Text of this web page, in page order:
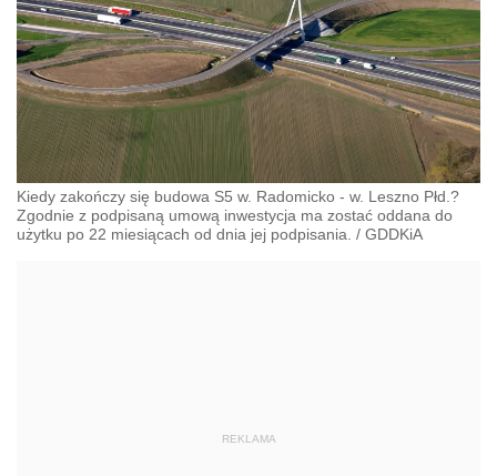
Kiedy zakończy się budowa S5 w. Radomicko - w. Leszno Płd.?
Zgodnie z podpisaną umową inwestycja ma zostać oddana do
użytku po 22 miesiącach od dnia jej podpisania. / GDDKiA